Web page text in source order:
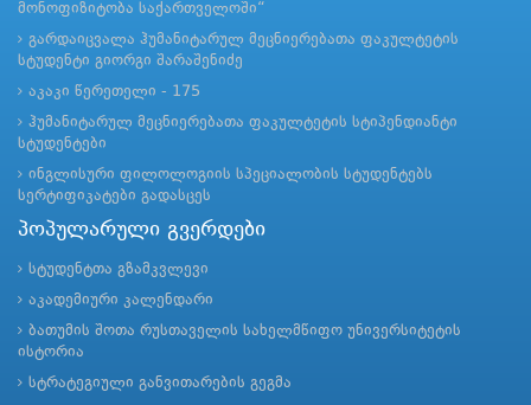
მონოფიზიტობა საქართველოში“
გარდაიცვალა ჰუმანიტარულ მეცნიერებათა ფაკულტეტის
სტუდენტი გიორგი შარაშენიძე
აკაკი წერეთელი - 175
ჰუმანიტარულ მეცნიერებათა ფაკულტეტის სტიპენდიანტი
სტუდენტები
ინგლისური ფილოლოგიის სპეციალობის სტუდენტებს
სერტიფიკატები გადასცეს
პოპულარული გვერდები
სტუდენტთა გზამკვლევი
აკადემიური კალენდარი
ბათუმის შოთა რუსთაველის სახელმწიფო უნივერსიტეტის
ისტორია
სტრატეგიული განვითარების გეგმა